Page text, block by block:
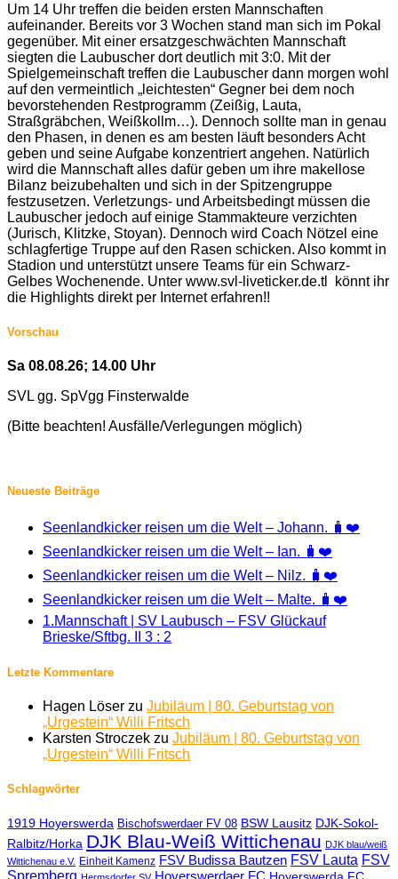
Um 14 Uhr treffen die beiden ersten Mannschaften
aufeinander. Bereits vor 3 Wochen stand man sich im Pokal
gegenüber. Mit einer ersatzgeschwächten Mannschaft
siegten die Laubuscher dort deutlich mit 3:0. Mit der
Spielgemeinschaft treffen die Laubuscher dann morgen wohl
auf den vermeintlich „leichtesten“ Gegner bei dem noch
bevorstehenden Restprogramm (Zeißig, Lauta,
Straßgräbchen, Weißkollm…). Dennoch sollte man in genau
den Phasen, in denen es am besten läuft besonders Acht
geben und seine Aufgabe konzentriert angehen. Natürlich
wird die Mannschaft alles dafür geben um ihre makellose
Bilanz beizubehalten und sich in der Spitzengruppe
festzusetzen. Verletzungs- und Arbeitsbedingt müssen die
Laubuscher jedoch auf einige Stammakteure verzichten
(Jurisch, Klitzke, Stoyan). Dennoch wird Coach Nötzel eine
schlagfertige Truppe auf den Rasen schicken. Also kommt in
Stadion und unterstützt unsere Teams für ein Schwarz-
Gelbes Wochenende. Unter www.svl-liveticker.de.tl könnt ihr
die Highlights direkt per Internet erfahren!!
Vorschau
Sa 08.08.26; 14.00 Uhr
SVL gg. SpVgg Finsterwalde
(Bitte beachten! Ausfälle/Verlegungen möglich)
Neueste Beiträge
Seenlandkicker reisen um die Welt – Johann. 🧳❤️
Seenlandkicker reisen um die Welt – Ian. 🧳❤️
Seenlandkicker reisen um die Welt – Nilz. 🧳❤️
Seenlandkicker reisen um die Welt – Malte. 🧳❤️
1.Mannschaft | SV Laubusch – FSV Glückauf
Brieske/Sftbg. II 3 : 2
Letzte Kommentare
Hagen Löser zu Jubiläum | 80. Geburtstag von
„Urgestein“ Willi Fritsch
Karsten Stroczek zu Jubiläum | 80. Geburtstag von
„Urgestein“ Willi Fritsch
Schlagwörter
1919 Hoyerswerda Bischofswerdaer FV 08 BSW Lausitz DJK-Sokol-
Ralbitz/Horka DJK Blau-Weiß Wittichenau DJK blau/weiß
Wittichenau e.V. Einheit Kamenz FSV Budissa Bautzen FSV Lauta FSV